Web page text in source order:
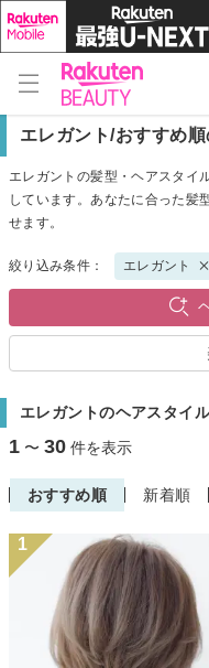
エレガント/おすすめ
エレガントの髪型・ヘアスタイ
しています。あなたに合った髪
せます。
絞り込み条件： エレガント
エレガントのヘアスタイ
1 〜 30 件を表示
おすすめ順 新着順
1